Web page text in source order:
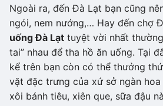
Ngoài ra, đến Đà Lạt bạn cũng
ngói, nem nướng,… Hay đến chợ
uống Đà Lạt tuyệt vời nhất
tai” nhau để tha hồ ăn uống. Tại
kể trên bạn còn có thể thưởng
vặt đặc trưng của xứ sở ngàn hoa
xôi bánh tiêu, xiên que, sữa đậu